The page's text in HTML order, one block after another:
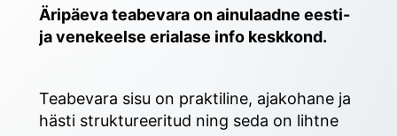
Äripäeva teabevara on ainulaadne eesti-
ja venekeelse erialase info keskkond.
Teabevara sisu on praktiline, ajakohane ja
hästi struktureeritud ning seda on lihtne